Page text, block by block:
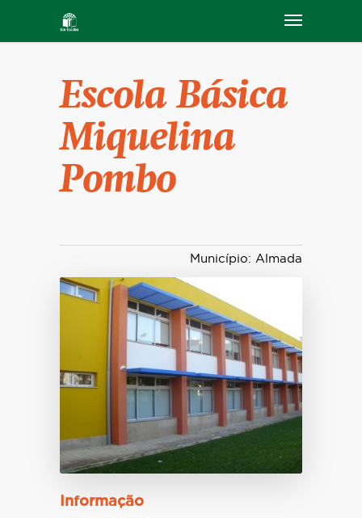
Escola Básica
Miquelina
Pombo
Município: Almada
Informação